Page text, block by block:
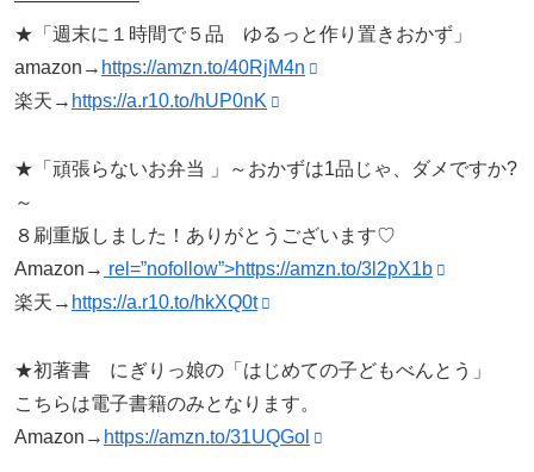
★「週末に１時間で５品 ゆるっと作り置きおかず」
amazon→ https://amzn.to/40RjM4n
楽天→ https://a.r10.to/hUP0nK
★「頑張らないお弁当 」～おかずは1品じゃ、ダメですか?
～
８刷重版しました！ありがとうございます♡
Amazon→ rel=”nofollow”>https://amzn.to/3l2pX1b
楽天→ https://a.r10.to/hkXQ0t
★初著書 にぎりっ娘の「はじめての子どもべんとう」
こちらは電子書籍のみとなります。
Amazon→ https://amzn.to/31UQGol